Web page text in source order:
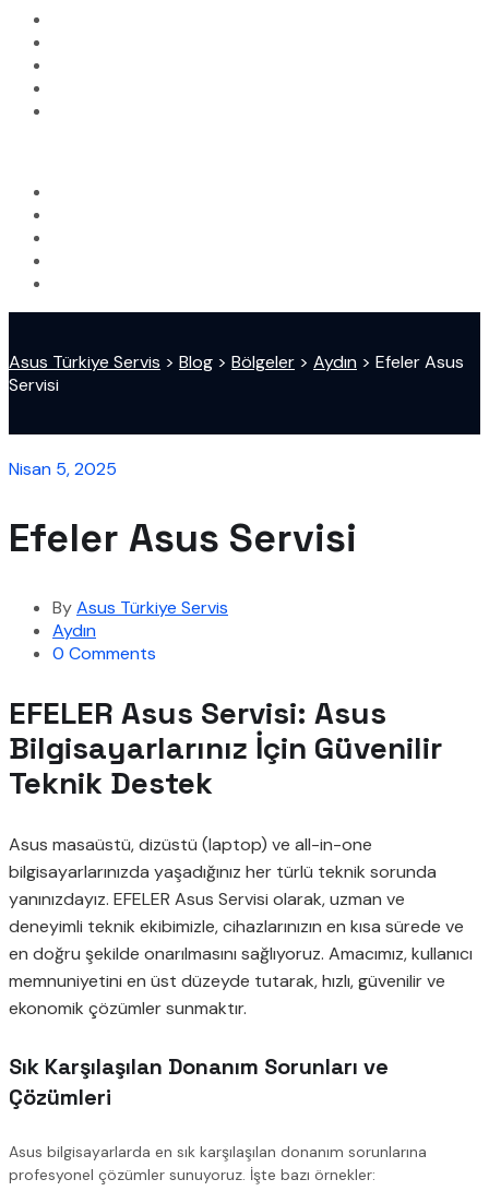
Asus Türkiye Servis > Blog > Bölgeler > Aydın > Efeler Asus
Servisi
Nisan 5, 2025
Efeler Asus Servisi
ByAsus Türkiye Servis
Aydın
0 Comments
EFELER Asus Servisi: Asus
Bilgisayarlarınız İçin Güvenilir
Teknik Destek
Asus masaüstü, dizüstü (laptop) ve all-in-one
bilgisayarlarınızda yaşadığınız her türlü teknik sorunda
yanınızdayız. EFELER Asus Servisi olarak, uzman ve
deneyimli teknik ekibimizle, cihazlarınızın en kısa sürede ve
en doğru şekilde onarılmasını sağlıyoruz. Amacımız, kullanıcı
memnuniyetini en üst düzeyde tutarak, hızlı, güvenilir ve
ekonomik çözümler sunmaktır.
Sık Karşılaşılan Donanım Sorunları ve
Çözümleri
Asus bilgisayarlarda en sık karşılaşılan donanım sorunlarına
profesyonel çözümler sunuyoruz. İşte bazı örnekler: